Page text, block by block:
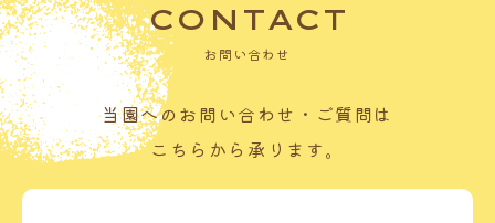
CONTACT
お問い合わせ
当園へのお問い合わせ・ご質問は
こちらから承ります。